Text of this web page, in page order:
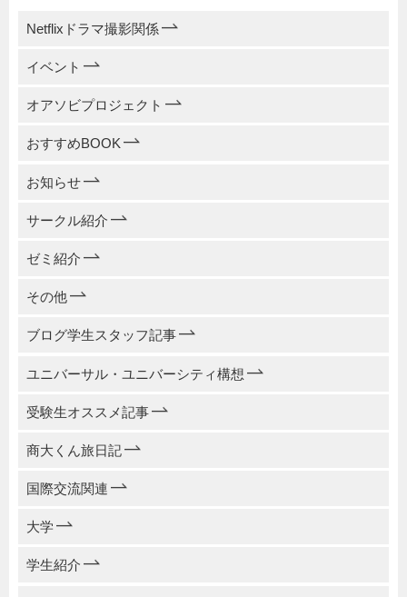
Netflixドラマ撮影関係
イベント
オアソビプロジェクト
おすすめBOOK
お知らせ
サークル紹介
ゼミ紹介
その他
ブログ学生スタッフ記事
ユニバーサル・ユニバーシティ構想
受験生オススメ記事
商大くん旅日記
国際交流関連
大学
学生紹介